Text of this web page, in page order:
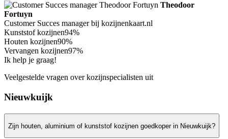
Theodoor
Fortuyn
Customer Succes manager bij kozijnenkaart.nl
Kunststof kozijnen94%
Houten kozijnen90%
Vervangen kozijnen97%
Ik help je graag!
Veelgestelde vragen over kozijnspecialisten uit
Nieuwkuijk
Zijn houten, aluminium of kunststof kozijnen goedkoper in Nieuwkuijk?